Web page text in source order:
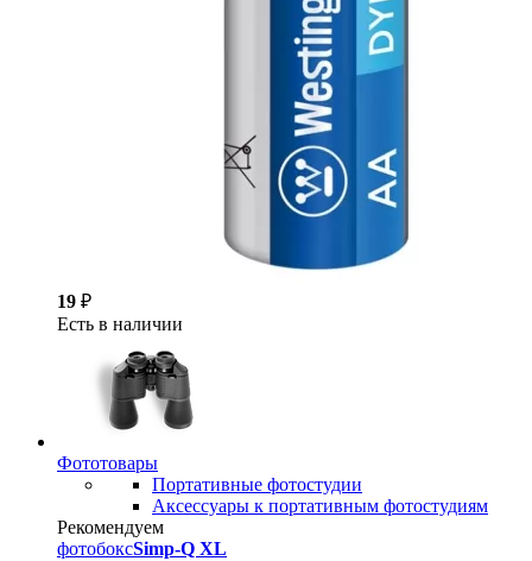
19 ₽
Есть в наличии
Фототовары
Портативные фотостудии
Аксессуары к портативным фотостудиям
Рекомендуем
фотобоксSimp-Q XL